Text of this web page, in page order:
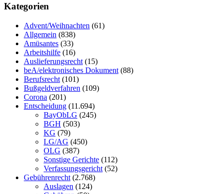
Kategorien
Advent/Weihnachten (61)
Allgemein (838)
Amüsantes (33)
Arbeitshilfe (16)
Auslieferungsrecht (15)
beA/elektronisches Dokument (88)
Berufsrecht (101)
Bußgeldverfahren (109)
Corona (201)
Entscheidung (11.694)
BayObLG (245)
BGH (503)
KG (79)
LG/AG (450)
OLG (387)
Sonstige Gerichte (112)
Verfassungsgericht (52)
Gebührenrecht (2.768)
Auslagen (124)